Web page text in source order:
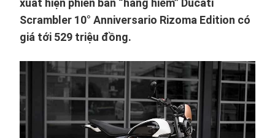
xuất hiện phiên bản “hàng hiếm” Ducati
Scrambler 10° Anniversario Rizoma Edition có
giá tới 529 triệu đồng.